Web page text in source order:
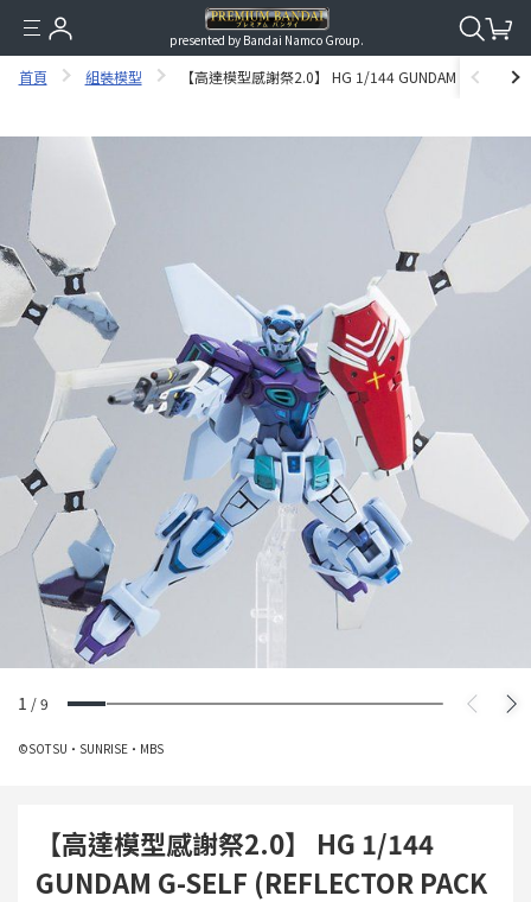
presented by Bandai Namco Group.
首頁 組裝模型 【高達模型感謝祭2.0】 HG 1/144 GUNDAM G-SELF
1 /9
©SOTSU・SUNRISE・MBS
【高達模型感謝祭2.0】 HG 1/144
GUNDAM G-SELF (REFLECTOR PACK